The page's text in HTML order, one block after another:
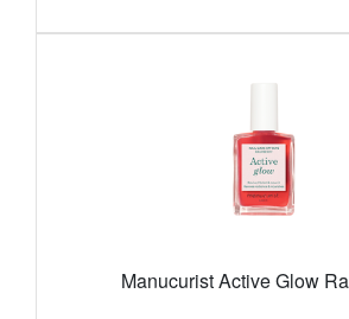
Manucurist Active Glow